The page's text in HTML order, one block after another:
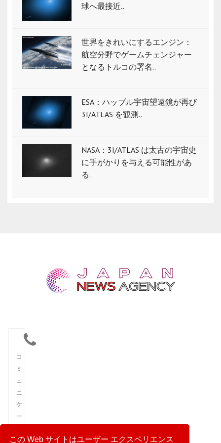
この Web サイトはユーザー エクスペリエンス
球へ最接近..
世界をきれいにするエンジン：
航空分野でゲームチェンジャー
となるトルコの署名..
ESA：ハッブル宇宙望遠鏡が再び
3I/ATLAS を観測..
NASA：3I/ATLAS は太古の宇宙史
に手がかりを与える可能性があ
る..
コ
ミ
ュ
ニ
ケ
ー
ョ